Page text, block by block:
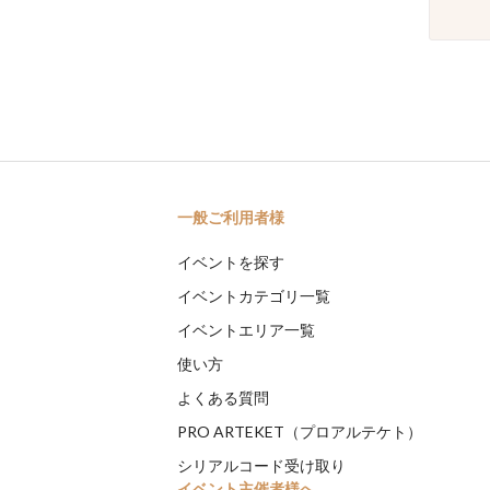
一般ご利用者様
イベントを探す
イベントカテゴリ一覧
イベントエリア一覧
使い方
よくある質問
PRO ARTEKET（プロアルテケト）
シリアルコード受け取り